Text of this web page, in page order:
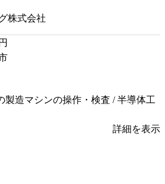
株式会社
円
製造マシンの操作・検査 / 半導体工
詳細を表示